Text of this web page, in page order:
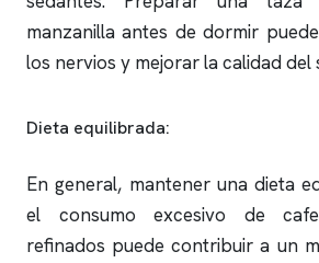
manzanilla antes de dormir
los nervios y mejorar la calidad del
Dieta equilibrada:
En general, mantener una dieta
el consumo excesivo de
refinados puede contribuir a un